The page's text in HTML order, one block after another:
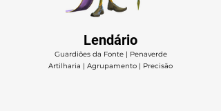
Lendário
Guardiões da Fonte | Penaverde
Artilharia | Agrupamento | Precisão